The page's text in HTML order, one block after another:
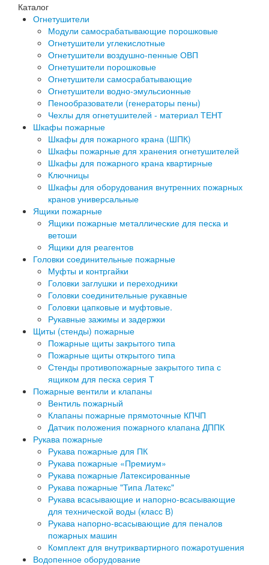
Каталог
Огнетушители
Модули самосрабатывающие порошковые
Огнетушители углекислотные
Огнетушители воздушно-пенные ОВП
Огнетушители порошковые
Огнетушители самосрабатывающие
Огнетушители водно-эмульсионные
Пенообразователи (генераторы пены)
Чехлы для огнетушителей - материал ТЕНТ
Шкафы пожарные
Шкафы для пожарного крана (ШПК)
Шкафы пожарные для хранения огнетушителей
Шкафы для пожарного крана квартирные
Ключницы
Шкафы для оборудования внутренних пожарных
кранов универсальные
Ящики пожарные
Ящики пожарные металлические для песка и
ветоши
Ящики для реагентов
Головки соединительные пожарные
Муфты и контргайки
Головки заглушки и переходники
Головки соединительные рукавные
Головки цапковые и муфтовые.
Рукавные зажимы и задержки
Щиты (стенды) пожарные
Пожарные щиты закрытого типа
Пожарные щиты открытого типа
Стенды противопожарные закрытого типа с
ящиком для песка серия Т
Пожарные вентили и клапаны
Вентиль пожарный
Клапаны пожарные прямоточные КПЧП
Датчик положения пожарного клапана ДППК
Рукава пожарные
Рукава пожарные для ПК
Рукава пожарные «Премиум»
Рукава пожарные Латексированные
Рукава пожарные "Типа Латекс"
Рукава всасывающие и напорно-всасывающие
для технической воды (класс В)
Рукава напорно-всасывающие для пеналов
пожарных машин
Комплект для внутриквартирного пожаротушения
Водопенное оборудование